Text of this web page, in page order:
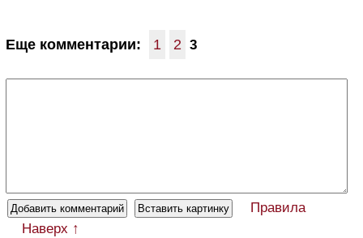
Еще комментарии: 1 2 3
Правила
Наверх ↑